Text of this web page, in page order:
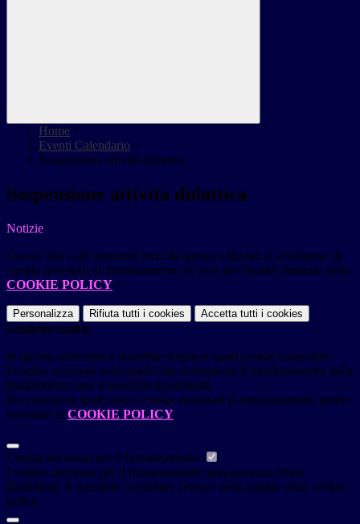
Home >
Eventi Calendario >
Sospensione attività didattica
Sospensione attività didattica
Notizie
Questo sito o gli strumenti terzi da questo utilizzati si avvalgono di
cookie necessari al funzionamento ed utili alle finalità illustrate nella
COOKIE POLICY.
Personalizza Rifiuta tutti i cookies Accetta tutti i cookies
Gestione cookie
In questa schermata è possibile scegliere quali cookie consentire.
I cookie necessari sono quelli che consentono il funzionamento della
piattaforma e non è possibile disabilitarli.
Per conoscere quali sono i cookie necessari al funzionamento potete
visionare la COOKIE POLICY.
Cookie necessari per il funzionamento
I cookie necessari per il funzionamento non possono essere
disabilitati. È possibile consultare l'elenco nella pagina della cookie
policy.